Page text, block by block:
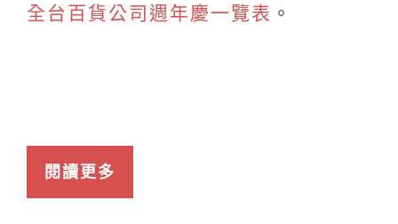
全台百貨公司週年慶一覽表 。
閱讀更多